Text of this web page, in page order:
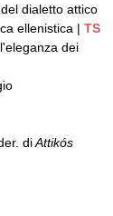
dialetto attico
ellenistica | TS
dei
der. diAttikós